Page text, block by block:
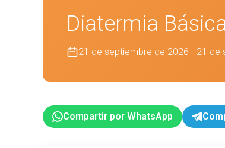
Diatermia
21 de septiembre de 2026 - 21 de
Compartir por WhatsApp